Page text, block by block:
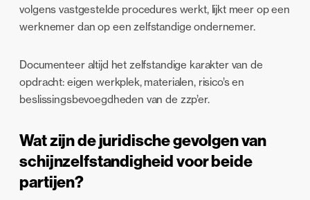
volgens vastgestelde procedures werkt, lijkt meer op een
werknemer dan op een zelfstandige ondernemer.
Documenteer altijd het zelfstandige karakter van de
opdracht: eigen werkplek, materialen, risico’s en
beslissingsbevoegdheden van de zzp’er.
Wat zijn de juridische gevolgen van
schijnzelfstandigheid voor beide
partijen?